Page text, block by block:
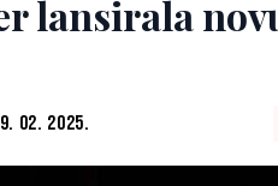
lansirala
02. 2025.